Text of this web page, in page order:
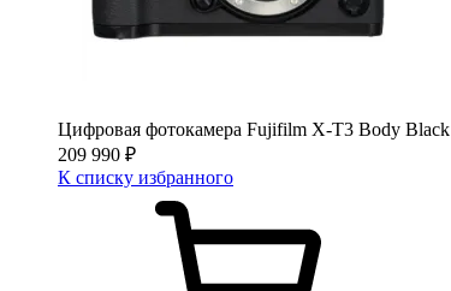
Цифровая фотокамера Fujifilm X-T3 Body Black
209 990 ₽
К списку избранного